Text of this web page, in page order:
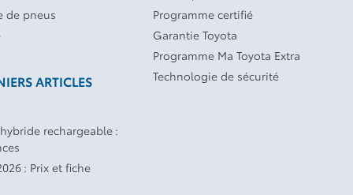
de pneus
ARTICLES
rechargeable :
: Prix et fiche
Programme certifié
Garantie Toyota
Programme Ma Toyota Extra
Technologie de sécurité